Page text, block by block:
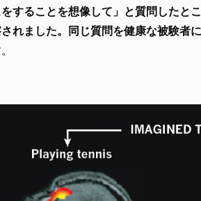
をすることを想像して」と質問したと
れました。同じ質問を健康な被験者